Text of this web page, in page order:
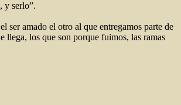
y serlo”.
ser amado el otro al que entregamos parte de
llega, los que son porque fuimos, las ramas